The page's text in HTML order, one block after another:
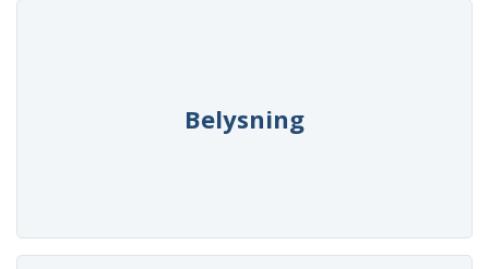
Belysning